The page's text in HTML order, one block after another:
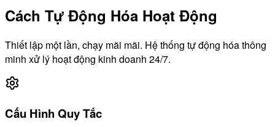
Cách Tự Động Hóa Hoạt Động
Thiết lập một lần, chạy mãi mãi. Hệ thống tự động hóa thông
minh xử lý hoạt động kinh doanh 24/7.
Cấu Hình Quy Tắc